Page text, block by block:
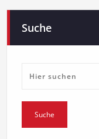
Suche